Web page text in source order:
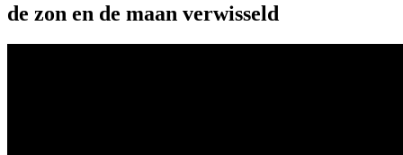
de zon en de maan verwisseld